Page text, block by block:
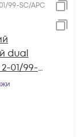
99-SC/APC
dual
01/99-